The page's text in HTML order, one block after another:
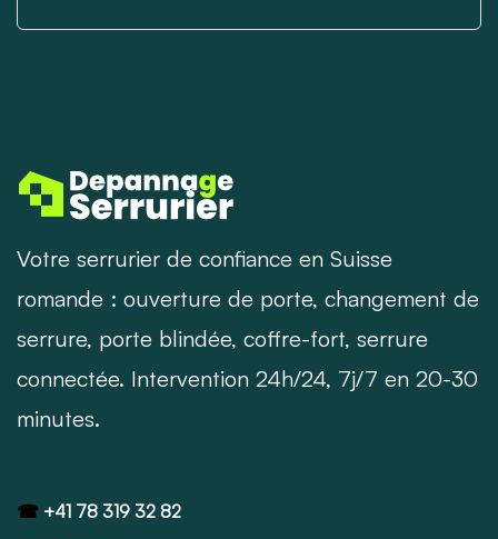
Votre serrurier de confiance en Suisse
romande : ouverture de porte, changement de
serrure, porte blindée, coffre-fort, serrure
connectée. Intervention 24h/24, 7j/7 en 20-30
minutes.
☎ +41 78 319 32 82